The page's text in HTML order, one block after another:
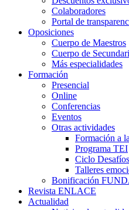
Colaboradores
Portal de
Oposiciones
Cuerpo de Maestros
Cuerpo de
Más especialidades
Formación
Presencial
Online
Conferencias
Eventos
Otras actividades
Formación a
Programa TEI
Ciclo
Talleres
Bonificación
Revista ENLACE
Actualidad